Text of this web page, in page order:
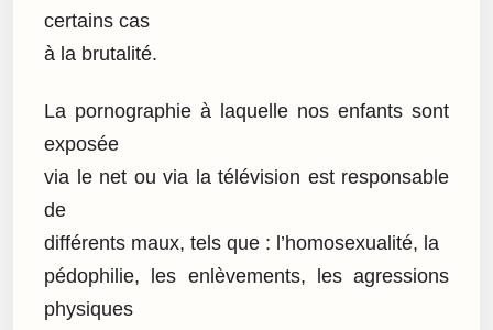
certains cas
à la brutalité.
La pornographie à laquelle nos enfants sont
exposée
via le net ou via la télévision est responsable
de
différents maux, tels que : l’homosexualité, la
pédophilie, les enlèvements, les agressions
physiques